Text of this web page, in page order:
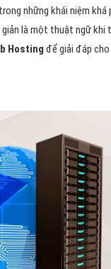
những khái niệm
là một thuật ngữ khi
Hosting để giải đáp